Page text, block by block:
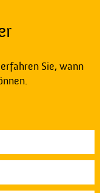
Sie, wann